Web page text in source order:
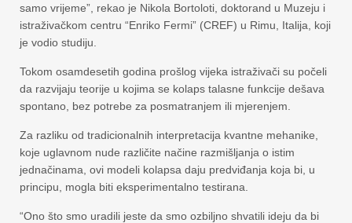
samo vrijeme”, rekao je Nikola Bortoloti, doktorand u Muzeju i
istraživačkom centru “Enriko Fermi” (CREF) u Rimu, Italija, koji
je vodio studiju.
Tokom osamdesetih godina prošlog vijeka istraživači su počeli
da razvijaju teorije u kojima se kolaps talasne funkcije dešava
spontano, bez potrebe za posmatranjem ili mjerenjem.
Za razliku od tradicionalnih interpretacija kvantne mehanike,
koje uglavnom nude različite načine razmišljanja o istim
jednačinama, ovi modeli kolapsa daju predviđanja koja bi, u
principu, mogla biti eksperimentalno testirana.
“Ono što smo uradili jeste da smo ozbiljno shvatili ideju da bi